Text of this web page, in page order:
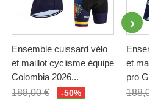
Ensemble cuissard vélo
et maillot cyclisme équipe
Colombia 2026...
188,00 €
-50%
et
pro
188,00